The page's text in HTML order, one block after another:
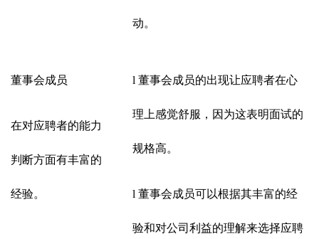
动。
董事会成员
在对应聘者的能力
判断方面有丰富的
经验。
l 董事会成员的出现让应聘者在心
理上感觉舒服，因为这表明面试的
规格高。
l 董事会成员可以根据其丰富的经
验和对公司利益的理解来选择应聘